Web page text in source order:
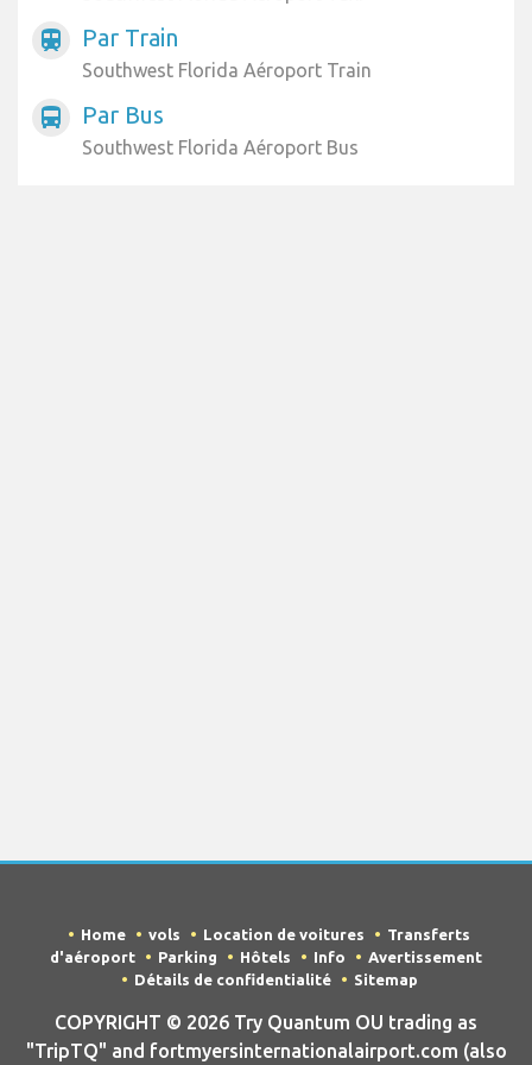
train Par Train
Southwest Florida Aéroport Train
directions_bus Par Bus
Southwest Florida Aéroport Bus
Home vols Location de voitures
Transferts
d'aéroport
Parking Hôtels Info
Avertissement
Détails de confidentialité
Sitemap
COPYRIGHT © 2026 Try Quantum OU trading as
"TripTQ" and fortmyersinternationalairport.com (also